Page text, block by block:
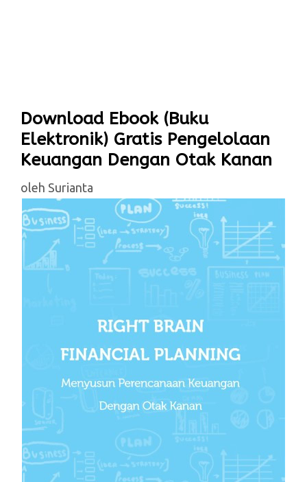
Download Ebook (Buku
Elektronik) Gratis Pengelolaan
Keuangan Dengan Otak Kanan
oleh Surianta